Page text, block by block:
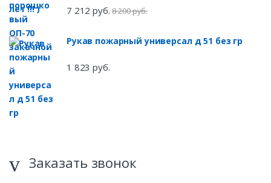
7 212 руб. 8 200 руб.
Рукав пожарный универсал д 51 без гр
1 823 руб.
Заказать звонок